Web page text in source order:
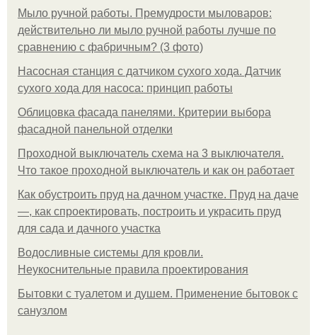
Мыло ручной работы. Премудрости мыловаров:
действительно ли мыло ручной работы лучше по
сравнению с фабричным? (3 фото)
Насосная станция с датчиком сухого хода. Датчик
сухого хода для насоса: принцип работы
Облицовка фасада панелями. Критерии выбора
фасадной панельной отделки
Проходной выключатель схема на 3 выключателя.
Что такое проходной выключатель и как он работает
Как обустроить пруд на дачном участке. Пруд на даче
—, как спроектировать, построить и украсить пруд
для сада и дачного участка
Водосливные системы для кровли.
Неукоснительные правила проектирования
Бытовки с туалетом и душем. Применение бытовок с
санузлом